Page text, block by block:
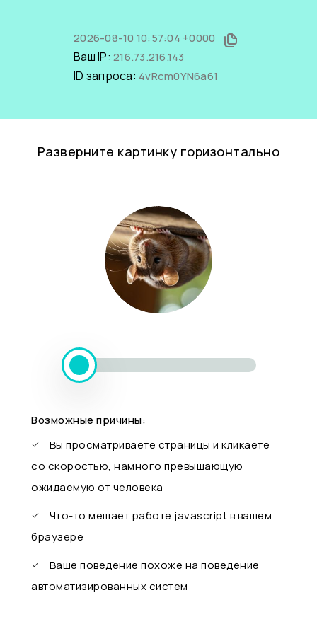
2026-08-10 10:57:04 +0000
Ваш IP: 216.73.216.143
ID запроса: 4vRcm0YN6a61
Разверните картинку горизонтально
Возможные причины:
Вы просматриваете страницы и кликаете
со скоростью, намного превышающую
ожидаемую от человека
Что-то мешает работе javascript в вашем
браузере
Ваше поведение похоже на поведение
автоматизированных систем